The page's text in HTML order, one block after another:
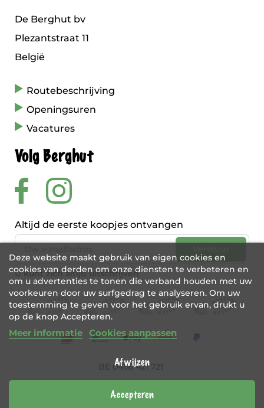
De Berghut bv
Plezantstraat 11
België
Routebeschrijving
Openingsuren
Vacatures
Volg Berghut
Altijd de eerste koopjes ontvangen
U kunt zich altijd uitschrijven
Deze website maakt gebruik van eigen cookies en
cookies van derden om onze diensten te verbeteren en
om u advertenties te tonen die verband houden met uw
voorkeuren door uw surfgedrag te analyseren. Om uw
toestemming te geven voor het gebruik ervan, drukt u
op de knop Accepteren.
Meer informatie Cookies aanpassen
Afwijzen
Accepteren
BE 0456 421 721
Webshop doorTajriba